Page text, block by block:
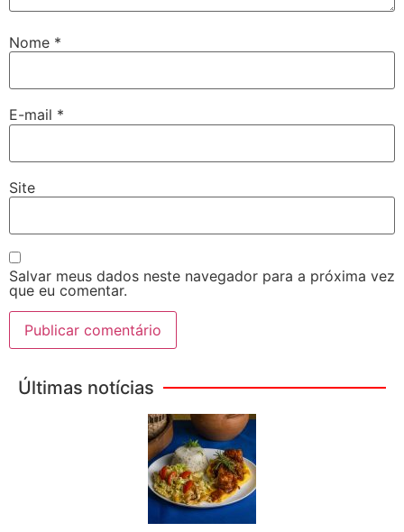
Nome *
E-mail *
Site
Salvar meus dados neste navegador para a próxima vez
que eu comentar.
Últimas notícias